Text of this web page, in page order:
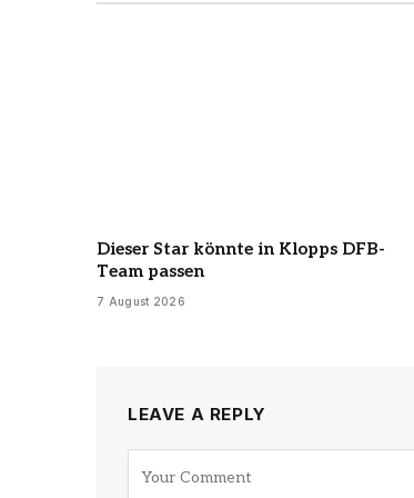
Dieser Star könnte in Klopps DFB-
Team passen
7 August 2026
LEAVE A REPLY